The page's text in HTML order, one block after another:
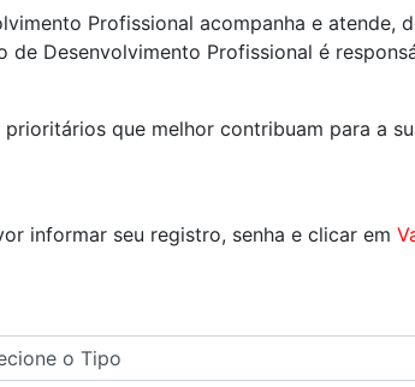
Profissional acompanha e
de Desenvolvimento Profissional é
que melhor contribuam para a
informar seu registro, senha e clicar em